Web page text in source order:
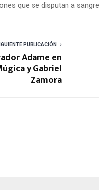
que se disputan a sangre
PUBLICACIÓN
Adame en
y Gabriel
Zamora